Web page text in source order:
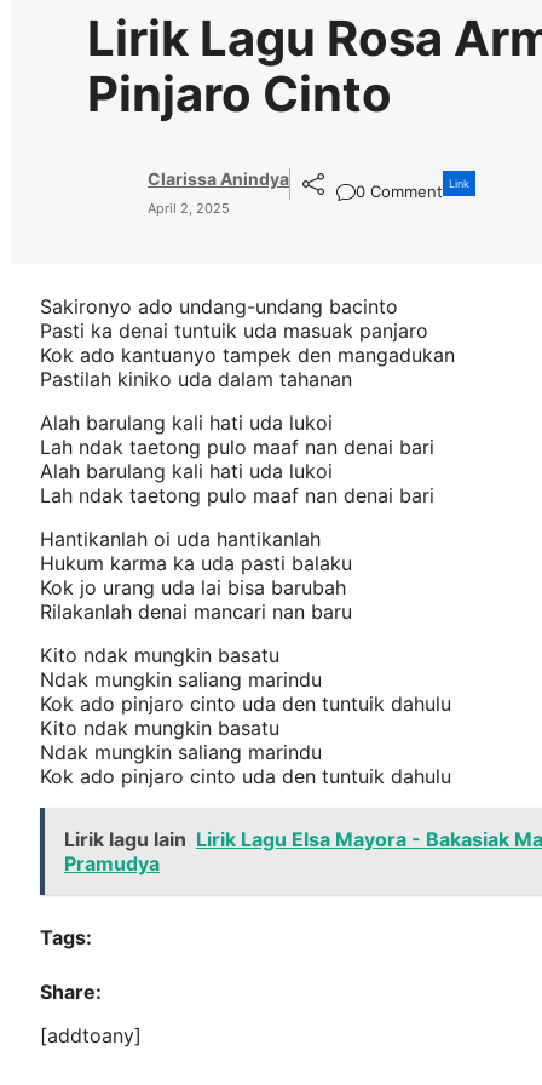
Lirik Lagu Rosa
Pinjaro Cinto
Clarissa Anindya
April 2, 2025
0 Comment Link
Sakironyo ado undang-undang bacinto
Pasti ka denai tuntuik uda masuak panjaro
Kok ado kantuanyo tampek den mangadukan
Pastilah kiniko uda dalam tahanan
Alah barulang kali hati uda lukoi
Lah ndak taetong pulo maaf nan denai bari
Alah barulang kali hati uda lukoi
Lah ndak taetong pulo maaf nan denai bari
Hantikanlah oi uda hantikanlah
Hukum karma ka uda pasti balaku
Kok jo urang uda lai bisa barubah
Rilakanlah denai mancari nan baru
Kito ndak mungkin basatu
Ndak mungkin saliang marindu
Kok ado pinjaro cinto uda den tuntuik dahulu
Kito ndak mungkin basatu
Ndak mungkin saliang marindu
Kok ado pinjaro cinto uda den tuntuik dahulu
Lirik lagu lain Lirik Lagu Elsa Mayora - Bakasiak
Pramudya
Tags:
Share:
[addtoany]